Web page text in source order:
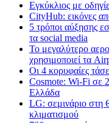
Εγκύκλιος με
CityHub: εικόνες
5 τρόποι αύξησης
τα social media
Το μεγαλύτερο
χρησιμοποιεί τα
Οι 4 κορυφαίες
Cosmote: Wi-Fi σε
Ελλάδα
LG: σεμινάριο στη
κλιματισμού